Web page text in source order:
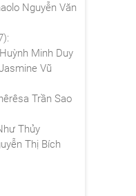
Nguyễn Văn
Minh Duy
Vũ
Trần Sao
Thủy
Thị Bích